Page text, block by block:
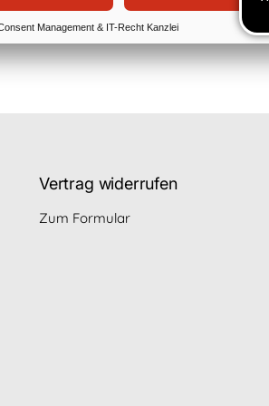
Auf Lager
Vertrag widerrufen
Zum Formular